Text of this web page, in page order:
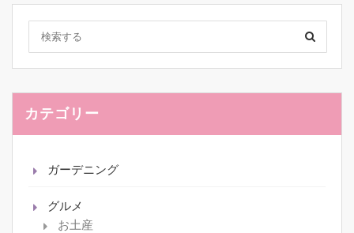
カテゴリー
ガーデニング
グルメ
お土産